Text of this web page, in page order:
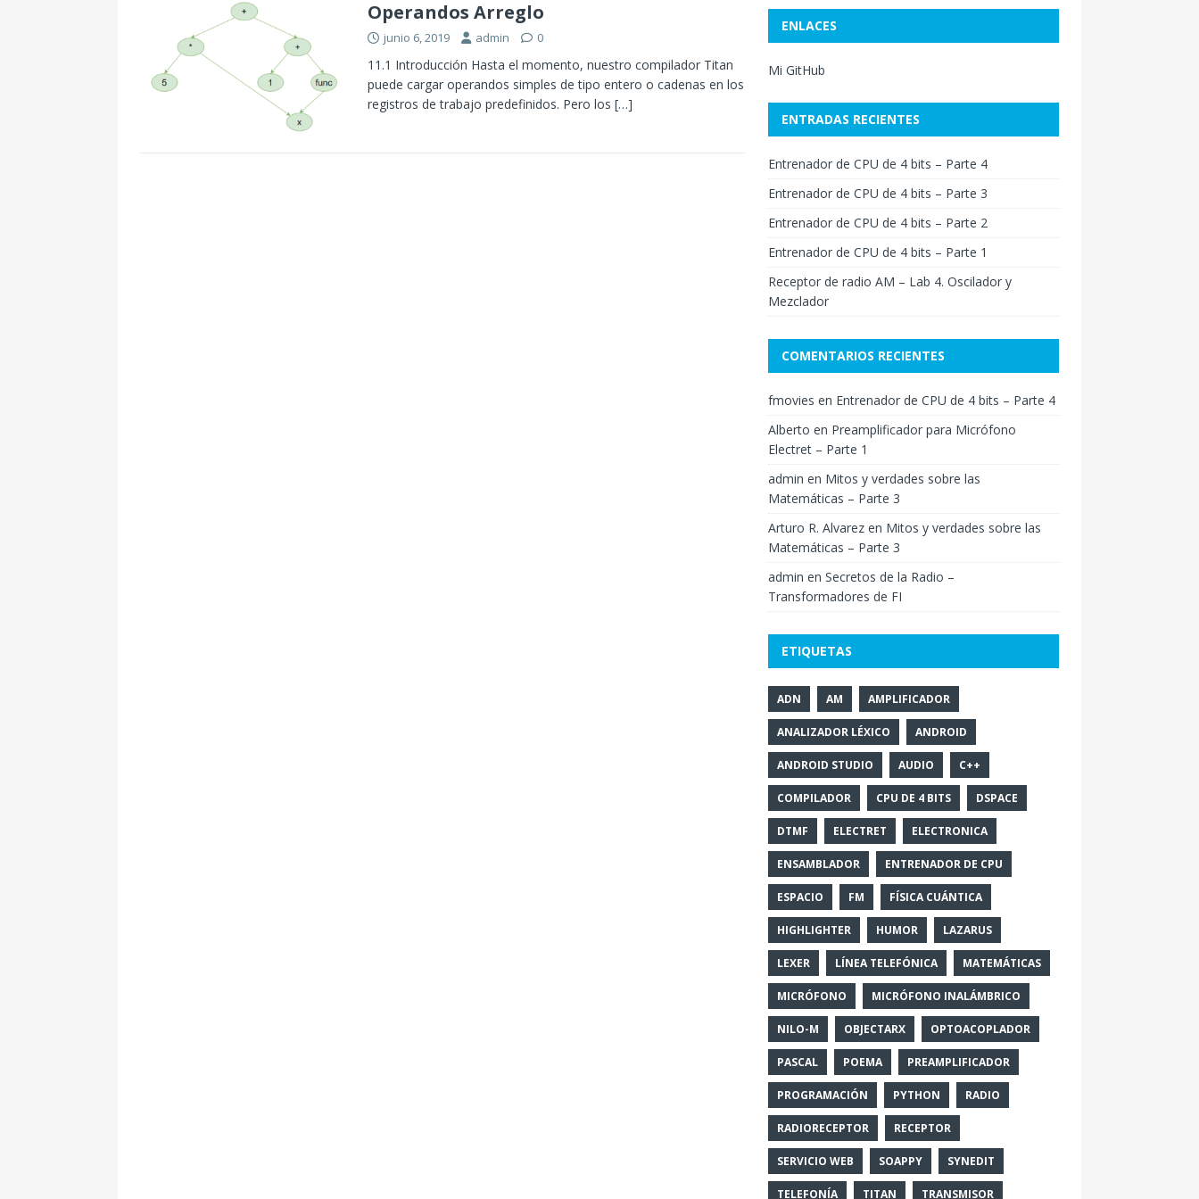
Operandos Arreglo
junio 6, 2019 admin 0
11.1 Introducción Hasta el momento, nuestro compilador Titan
puede cargar operandos simples de tipo entero o cadenas en los
registros de trabajo predefinidos. Pero los […]
ENLACES
Mi GitHub
ENTRADAS RECIENTES
Entrenador de CPU de 4 bits – Parte 4
Entrenador de CPU de 4 bits – Parte 3
Entrenador de CPU de 4 bits – Parte 2
Entrenador de CPU de 4 bits – Parte 1
Receptor de radio AM – Lab 4. Oscilador y
Mezclador
COMENTARIOS RECIENTES
fmovies en Entrenador de CPU de 4 bits – Parte 4
Alberto en Preamplificador para Micrófono
Electret – Parte 1
admin en Mitos y verdades sobre las
Matemáticas – Parte 3
Arturo R. Alvarezen Mitos y verdades sobre las
Matemáticas – Parte 3
admin en Secretos de la Radio –
Transformadores de FI
ETIQUETAS
ADN AM AMPLIFICADOR
ANALIZADOR LÉXICO ANDROID
ANDROID STUDIO AUDIO C++
COMPILADOR CPU DE 4 BITS DSPACE
DTMF ELECTRET ELECTRONICA
ENSAMBLADOR ENTRENADOR DE CPU
ESPACIO FM FÍSICA CUÁNTICA
HIGHLIGHTER HUMOR LAZARUS
LEXER LÍNEA TELEFÓNICA MATEMÁTICAS
MICRÓFONO MICRÓFONO INALÁMBRICO
NILO-M OBJECTARX OPTOACOPLADOR
PASCAL POEMA PREAMPLIFICADOR
PROGRAMACIÓN PYTHON RADIO
RADIORECEPTOR RECEPTOR
SERVICIO WEB SOAPPY SYNEDIT
TELEFONÍA TITAN TRANSMISOR